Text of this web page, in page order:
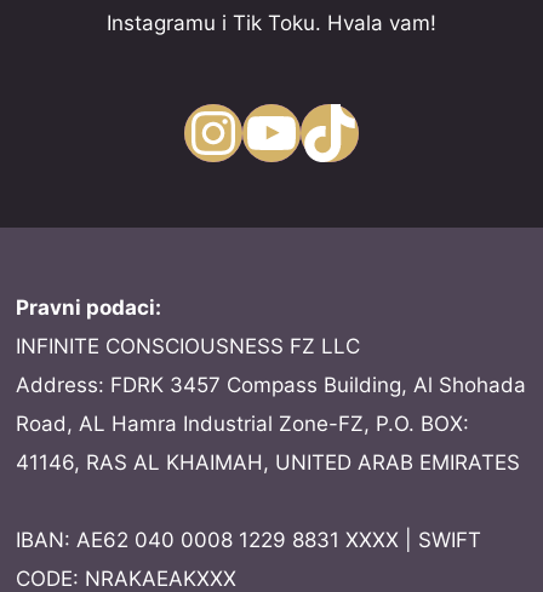
Instagramu i Tik Toku. Hvala vam!
InstagramYouTube TikTok
Pravni podaci:
INFINITE CONSCIOUSNESS FZ LLC
Address: FDRK 3457 Compass Building, Al Shohada
Road, AL Hamra Industrial Zone-FZ, P.O. BOX:
41146, RAS AL KHAIMAH, UNITED ARAB EMIRATES
IBAN: AE62 040 0008 1229 8831 XXXX | SWIFT
CODE: NRAKAEAKXXX